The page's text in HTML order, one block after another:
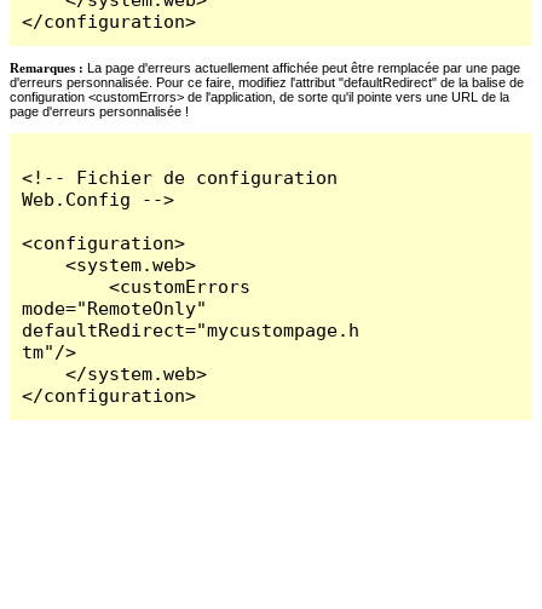
</configuration>
Remarques : La page d'erreurs actuellement affichée peut être remplacée par une page
d'erreurs personnalisée. Pour ce faire, modifiez l'attribut "defaultRedirect" de la balise de
configuration <customErrors> de l'application, de sorte qu'il pointe vers une URL de la
page d'erreurs personnalisée !
<!-- Fichier de configuration
Web.Config -->
<configuration>
    <system.web>
        <customErrors
mode="RemoteOnly"
defaultRedirect="mycustompage.h
tm"/>
    </system.web>
</configuration>